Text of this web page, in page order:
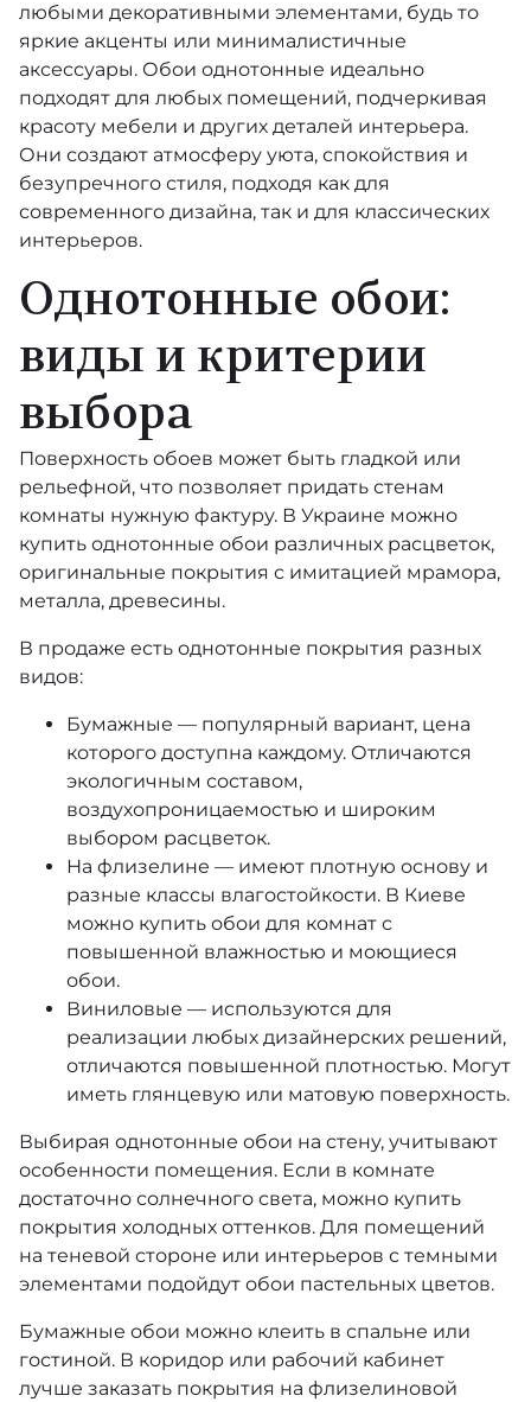
Les Cuirs
Selva
Timber
Yala
Velveteen
Marqueterie
Duet
ID
Lux
Play of Light
Giles Deacon
Spotlight
Factory IV
Deluxe
Sky Lounge
Okan
Poetry 2
Della Natura
Style Conscious Living
Shades
Pippo
William Morris At Home
Alla Tiders Hus
любыми декоративными элементами, будь то
яркие акценты или минималистичные
аксессуары. Обои однотонные идеально
подходят для любых помещений, подчеркивая
красоту мебели и других деталей интерьера.
Они создают атмосферу уюта, спокойствия и
безупречного стиля, подходя как для
современного дизайна, так и для классических
интерьеров.
Однотонные обои:
виды и критерии
выбора
Поверхность обоев может быть гладкой или
рельефной, что позволяет придать стенам
комнаты нужную фактуру. В Украине можно
купить однотонные обои различных расцветок,
оригинальные покрытия с имитацией мрамора,
металла, древесины.
В продаже есть однотонные покрытия разных
видов:
Бумажные — популярный вариант, цена
которого доступна каждому. Отличаются
экологичным составом,
воздухопроницаемостью и широким
выбором расцветок.
На флизелине — имеют плотную основу и
разные классы влагостойкости. В Киеве
можно купить обои для комнат с
повышенной влажностью и моющиеся
обои.
Виниловые — используются для
реализации любых дизайнерских решений,
отличаются повышенной плотностью. Могут
иметь глянцевую или матовую поверхность.
Выбирая однотонные обои на стену, учитывают
особенности помещения. Если в комнате
достаточно солнечного света, можно купить
покрытия холодных оттенков. Для помещений
на теневой стороне или интерьеров с темными
элементами подойдут обои пастельных цветов.
Бумажные обои можно клеить в спальне или
гостиной. В коридор или рабочий кабинет
лучше заказать покрытия на флизелиновой